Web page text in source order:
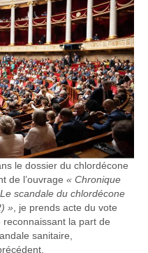
le dossier du chlordécone
de l’ouvrage « Chronique
scandale du chlordécone
» , je prends acte du vote
reconnaissant la part de
sanitaire,